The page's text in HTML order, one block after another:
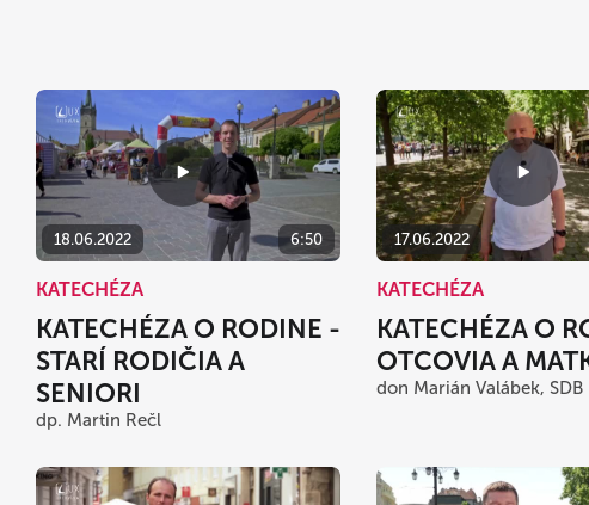
18.06.2022 6:50
KATECHÉZA
KATECHÉZA O RODINE -
STARÍ RODIČIA A
SENIORI
dp. Martin Rečl
17.06.2022
KATECHÉZA
KATECHÉZA O
OTCOVIA A
don Marián Valábek, SDB